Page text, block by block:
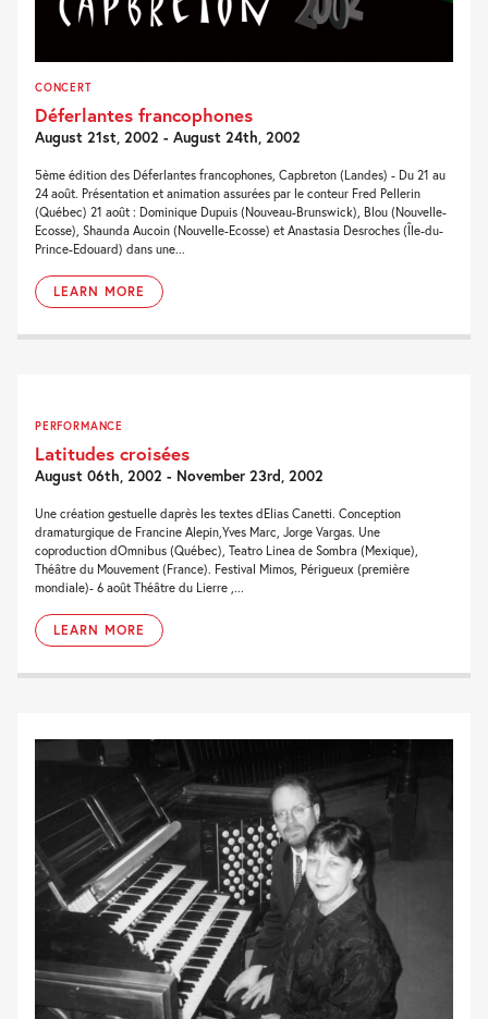
CONCERT
Déferlantes francophones
August 21st, 2002 - August 24th, 2002
5ème édition des Déferlantes francophones, Capbreton (Landes) - Du 21 au
24 août. Présentation et animation assurées par le conteur Fred Pellerin
(Québec) 21 août : Dominique Dupuis (Nouveau-Brunswick), Blou (Nouvelle-
Ecosse), Shaunda Aucoin (Nouvelle-Ecosse) et Anastasia Desroches (Île-du-
Prince-Edouard) dans une...
LEARN MORE
PERFORMANCE
Latitudes croisées
August 06th, 2002 - November 23rd, 2002
Une création gestuelle daprès les textes dElias Canetti. Conception
dramaturgique de Francine Alepin,Yves Marc, Jorge Vargas. Une
coproduction dOmnibus (Québec), Teatro Linea de Sombra (Mexique),
Théâtre du Mouvement (France). Festival Mimos, Périgueux (première
mondiale)- 6 août Théâtre du Lierre ,...
LEARN MORE